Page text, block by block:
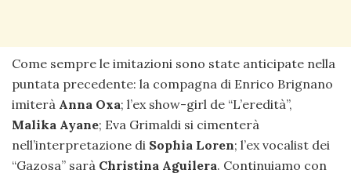
Come sempre le imitazioni sono state anticipate nella
puntata precedente: la compagna di Enrico Brignano
imiterà Anna Oxa; l’ex show-girl de “L’eredità”,
Malika Ayane; Eva Grimaldi si cimenterà
nell’interpretazione di Sophia Loren; l’ex vocalist dei
“Gazosa” sarà Christina Aguilera. Continuiamo con